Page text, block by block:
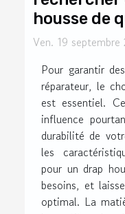
housse de
Ven. 19 septembre
Pour garantir
réparateur, le
est essentiel.
influence
durabilité de
les
pour un drap
besoins, et
optimal. La